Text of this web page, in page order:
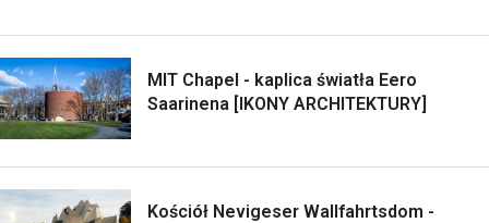
MIT Chapel - kaplica światła Eero
Saarinena [IKONY ARCHITEKTURY]
Kościół Nevigeser Wallfahrtsdom -